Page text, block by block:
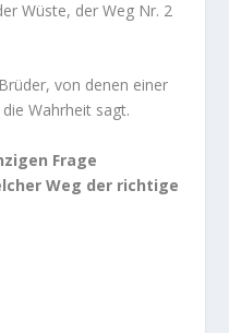
Wüste, der Weg Nr. 2
von denen einer
Wahrheit sagt.
Frage
Weg der richtige